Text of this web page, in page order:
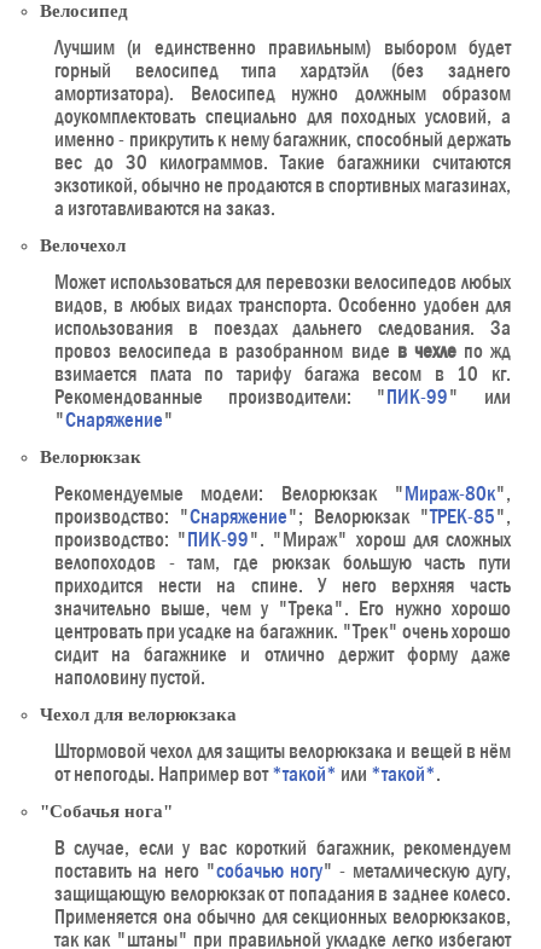
Велосипед
Лучшим (и единственно правильным) выбором будет
горный велосипед типа хардтэйл (без заднего
амортизатора). Велосипед нужно должным образом
доукомплектовать специально для походных условий, а
именно - прикрутить к нему багажник, способный держать
вес до 30 килограммов. Такие багажники считаются
экзотикой, обычно не продаются в спортивных магазинах,
а изготавливаются на заказ.
Велочехол
Может использоваться для перевозки велосипедов любых
видов, в любых видах транспорта. Особенно удобен для
использования в поездах дальнего следования. За
провоз велосипеда в разобранном виде в чехлепо жд
взимается плата по тарифу багажа весом в 10 кг.
Рекомендованные производители: "ПИК-99" или
"Снаряжение"
Велорюкзак
Рекомендуемые модели: Велорюкзак "Мираж-80к",
производство: "Снаряжение"; Велорюкзак "TРЕК-85",
производство: "ПИК-99". "Мираж" хорош для сложных
велопоходов - там, где рюкзак большую часть пути
приходится нести на спине. У него верхняя часть
значительно выше, чем у "Трека". Его нужно хорошо
центровать при усадке на багажник. "Трек" очень хорошо
сидит на багажнике и отлично держит форму даже
наполовину пустой.
Чехол для велорюкзака
Штормовой чехол для защиты велорюкзака и вещей в нём
от непогоды. Например вот*такой* или *такой*.
"Собачья нога"
В случае, если у вас короткий багажник, рекомендуем
поставить на него "собачью ногу" - металлическую дугу,
защищающую велорюкзак от попадания в заднее колесо.
Применяется она обычно для секционных велорюкзаков,
так как "штаны" при правильной укладке легко избегают